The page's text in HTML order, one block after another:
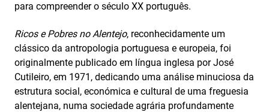
para compreender o século XX português.
Ricos e Pobres no Alentejo, reconhecidamente um
clássico da antropologia portuguesa e europeia, foi
originalmente publicado em língua inglesa por José
Cutileiro, em 1971, dedicando uma análise minuciosa da
estrutura social, económica e cultural de uma freguesia
alentejana, numa sociedade agrária profundamente